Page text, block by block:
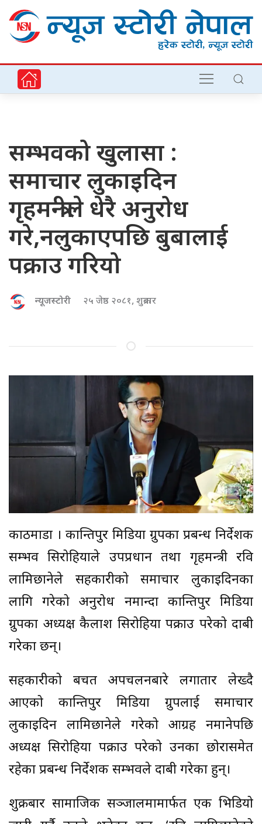
सम्भवको खुलासा :
समाचार लुकाइदिन
गृहमन्त्रीले धेरै अनुरोध
गरे,नलुकाएपछि बुबालाई
पक्राउ गरियो
न्यूजस्टोरी २५ जेष्ठ २०८१, शुक्रबार
काठमाडौं । कान्तिपुर मिडिया ग्रुपका प्रबन्ध निर्देशक
सम्भव सिरोहियाले उपप्रधान तथा गृहमन्त्री रवि
लामिछानेले सहकारीको समाचार लुकाइदिनका
लागि गरेको अनुरोध नमान्दा कान्तिपुर मिडिया
ग्रुपका अध्यक्ष कैलाश सिरोहिया पक्राउ परेको दाबी
गरेका छन्।
सहकारीको बचत अपचलनबारे लगातार लेख्दै
आएको कान्तिपुर मिडिया ग्रुपलाई समाचार
लुकाइदिन लामिछानेले गरेको आग्रह नमानेपछि
अध्यक्ष सिरोहिया पक्राउ परेको उनका छोरासमेत
रहेका प्रबन्ध निर्देशक सम्भवले दाबी गरेका हुन्।
शुक्रबार सामाजिक सञ्जालमामार्फत एक भिडियो